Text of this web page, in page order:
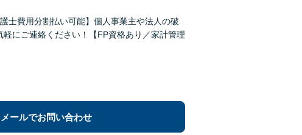
士費用分割払い可能】個人事業主や法人の破
にご連絡ください！【FP資格あり／家計管理
メールでお問い合わせ